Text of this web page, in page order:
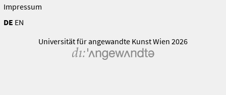
Impressum
DE EN
Universität für angewandte Kunst Wien 2026